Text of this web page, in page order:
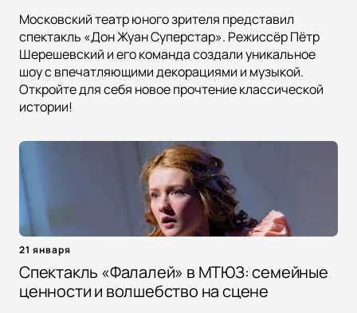
Московский театр юного зрителя представил
спектакль «Дон Жуан Суперстар». Режиссёр Пётр
Шерешевский и его команда создали уникальное
шоу с впечатляющими декорациями и музыкой.
Откройте для себя новое прочтение классической
истории!
21 января
Спектакль «Фалалей» в МТЮЗ: семейные
ценности и волшебство на сцене